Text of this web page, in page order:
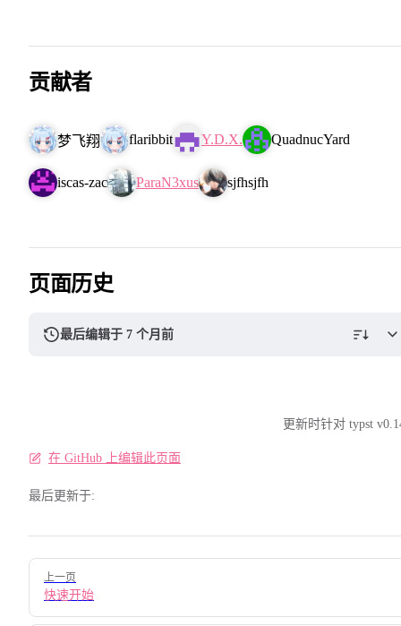
贡献者
梦飞翔 flaribbit Y.D.X. QuadnucYard
iscas-zac ParaN3xus sjfhsjfh
页面历史
最后编辑于 7 个月前
更新时针对 typst
在 GitHub 上编辑此页面
最后更新于:
Pager
上一页
快速开始